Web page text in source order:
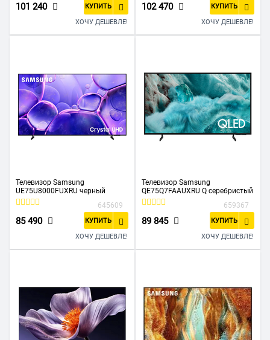
101 240 КУПИТЬ
ХОЧУ ДЕШЕВЛЕ!
102 470 КУПИТЬ
ХОЧУ ДЕШЕВЛЕ!
Телевизор Samsung
UE75U8000FUXRU черный
645609
85 490 КУПИТЬ
ХОЧУ ДЕШЕВЛЕ!
Телевизор Samsung
QE75Q7FAAUXRU Q серебристый
659367
89 845 КУПИТЬ
ХОЧУ ДЕШЕВЛЕ!